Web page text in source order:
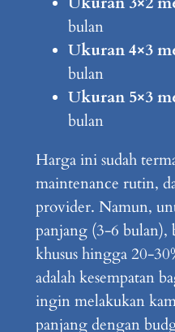
bulan
Ukuran 4×3
bulan
Ukuran 5×3
bulan
Harga ini sudah
maintenance rutin,
provider. Namun,
panjang (3-6 bulan),
khusus hingga 20-
adalah kesempatan
ingin melakukan
panjang dengan